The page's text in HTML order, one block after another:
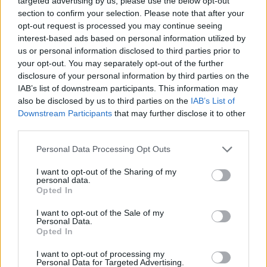
section to confirm your selection. Please note that after your
opt-out request is processed you may continue seeing
interest-based ads based on personal information utilized by
us or personal information disclosed to third parties prior to
your opt-out. You may separately opt-out of the further
disclosure of your personal information by third parties on the
IAB’s list of downstream participants. This information may
also be disclosed by us to third parties on the IAB’s List of
Downstream Participants that may further disclose it to other
Personal Data Processing Opt Outs
I want to opt-out of the Sharing of my
personal data.
Opted In
I want to opt-out of the Sale of my
Personal Data.
Opted In
I want to opt-out of processing my
Personal Data for Targeted Advertising.
skedde en explosion i ett flerfamiljshus i
Eskilstuna. Polisen misstänker att en granat
kastats in och orsakat skador på fastighet och en
lägenhetsdörr. Efter ett intensivt sökarbete med
både hundpatruller och drönare kunde två
personer under natten gripas. Båda anhölls
under lördagen misstänkta för allmänfarlig
ödeläggelse och medhjälp till allmänfarlig
ödeläggelse.
lördag skickades räddningstjänsten till ett
flerfamiljshus i Trollhättan efter larm om fullt
utvecklad brand. Sex personer evakuerades från
lägenheterna och under lördagen jobbade
brandkåren med fortsatt släckningsarbete innan
polisens tekniker kunde börja jobba. Ärendet